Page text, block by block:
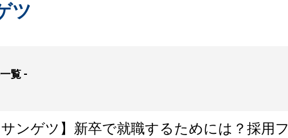
ツ
覧 -
サンゲツ】新卒で就職するためには？採用フ